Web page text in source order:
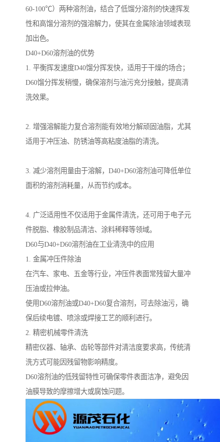
60-100℃）两种溶剂油，结合了低馏分溶剂的快速挥发
性和高馏分溶剂的强溶解力，使其在金属除油领域表现
加出色。
D40+D60溶剂油的优势
1. 平衡挥发速度D40馏分挥发快，适用于干燥的场合；
D60馏分挥发稍慢，确保溶剂与油污充分接触，提高清
洗效果。
2. 增强溶解能力复合溶剂能有效地分解顽固油脂，尤其
适用于冲压油、防锈油等高粘度油脂的清洗。
3. 减少溶剂用量由于溶解，D40+D60溶剂油可降低单位
面积的溶剂消耗量，从而节约成本。
4. 广泛适用性不仅适用于金属件清洗，还可用于电子元
件脱脂、橡胶制品清洁、涂料稀释等领域。
D60与D40+D60溶剂油在工业清洗中的应用
1. 金属冲压件除油
在汽车、家电、五金等行业，冲压件表面常残留大量冲
压油或拉伸油。
使用D60溶剂油或D40+D60复合溶剂，可去除油污，确
保后续电镀、喷涂或焊接工艺的顺利进行。
2. 精密机械零件清洗
精密仪器、轴承、齿轮等部件对清洁度要求高，传统清
洗方式可能因残留物影响精度。
D60溶剂油的低残留特性可确保零件表面洁净，避免因
油膜导致的摩擦增大或腐蚀问题。